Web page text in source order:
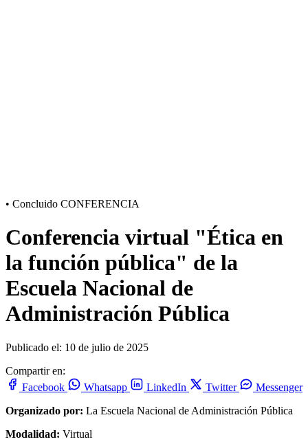
• Concluido CONFERENCIA
Conferencia virtual "Ética en
la función pública" de la
Escuela Nacional de
Administración Pública
Publicado el: 10 de julio de 2025
Compartir en:
Facebook
Whatsapp LinkedIn Twitter
Messenger
Organizado por: La Escuela Nacional de Administración Pública
Modalidad: Virtual